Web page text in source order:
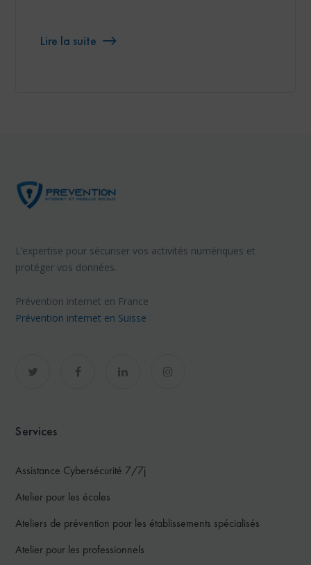
Lire la suite
L’expertise pour sécuriser vos activités numériques et
protéger vos données.
Prévention internet en France
Prévention internet en Suisse
Services
Assistance Cybersécurité 7/7j
Atelier pour les écoles
Ateliers de prévention pour les établissements spécialisés
Atelier pour les professionnels